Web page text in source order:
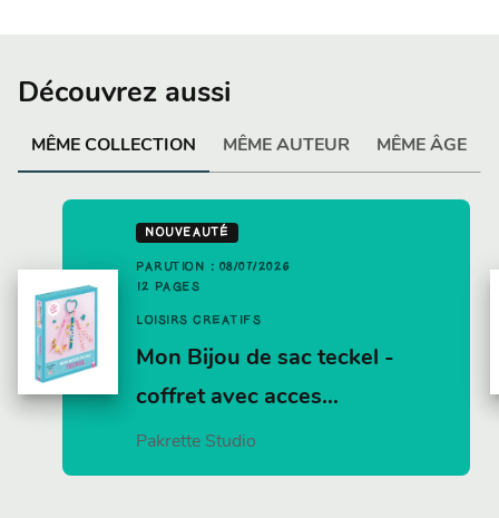
Découvrez aussi
MÊME COLLECTION MÊME AUTEUR MÊME ÂGE
NOUVEAUTÉ
PARUTION : 08/07/2026
12 PAGES
LOISIRS CRÉATIFS
Mon Bijou de sac teckel -
coffret avec acces…
Pakrette Studio